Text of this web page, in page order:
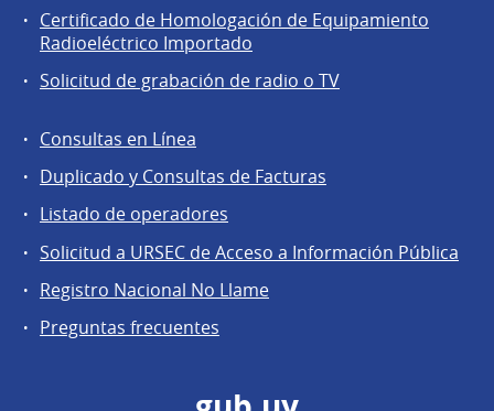
Certificado de Homologación de Equipamiento
Radioeléctrico Importado
Solicitud de grabación de radio o TV
Agentes
regulados
Consultas en Línea
Duplicado y Consultas de Facturas
Listado de operadores
Solicitud a URSEC de Acceso a Información Pública
Registro Nacional No Llame
Preguntas frecuentes